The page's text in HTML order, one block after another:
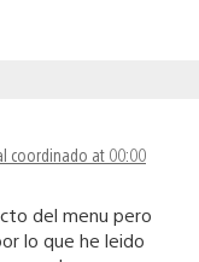
coordinado at 00:00
del menu pero
lo que he leido